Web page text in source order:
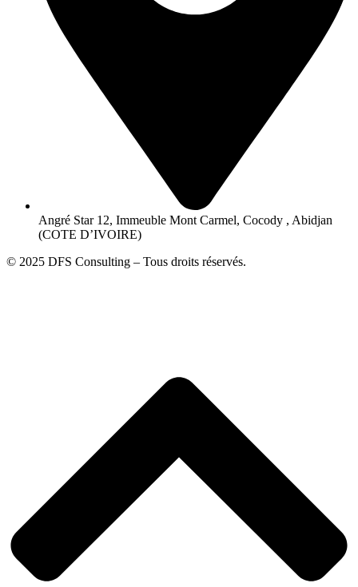
Angré Star 12, Immeuble Mont Carmel, Cocody , Abidjan
(COTE D’IVOIRE)
© 2025 DFS Consulting – Tous droits réservés.